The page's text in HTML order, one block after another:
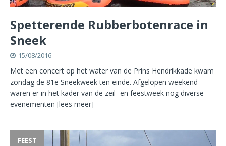
Spetterende Rubberbotenrace in
Sneek
15/08/2016
Met een concert op het water van de Prins Hendrikkade kwam
zondag de 81e Sneekweek ten einde. Afgelopen weekend
waren er in het kader van de zeil- en feestweek nog diverse
evenementen [lees meer]
FEEST